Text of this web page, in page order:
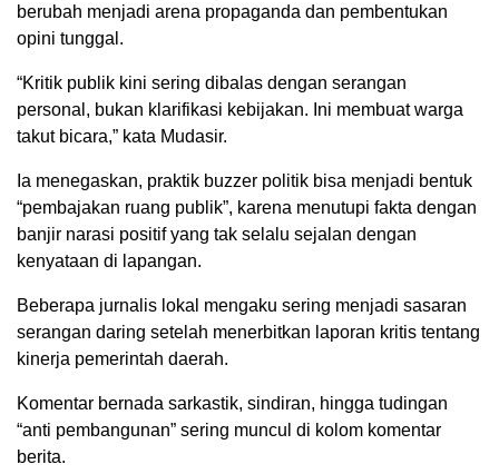
berubah menjadi arena propaganda dan pembentukan
opini tunggal.
“Kritik publik kini sering dibalas dengan serangan
personal, bukan klarifikasi kebijakan. Ini membuat warga
takut bicara,” kata Mudasir.
Ia menegaskan, praktik buzzer politik bisa menjadi bentuk
“pembajakan ruang publik”, karena menutupi fakta dengan
banjir narasi positif yang tak selalu sejalan dengan
kenyataan di lapangan.
Beberapa jurnalis lokal mengaku sering menjadi sasaran
serangan daring setelah menerbitkan laporan kritis tentang
kinerja pemerintah daerah.
Komentar bernada sarkastik, sindiran, hingga tudingan
“anti pembangunan” sering muncul di kolom komentar
berita.